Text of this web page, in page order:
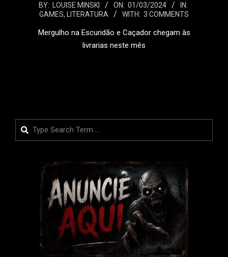
2024-
03-
BY: LOUISE MINSKI ON: 01/03/2024
IN:
GAMES, LITERATURA WITH: 3 COMMENTS
Mergulho na Escuridão e Caçador chegam às
livrarias neste mês
Search